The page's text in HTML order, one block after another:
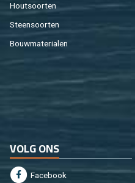
Hout­soor­ten
Steen­soor­ten
Bouw­ma­te­ri­a­len
VOLG ONS
Fa­cebook